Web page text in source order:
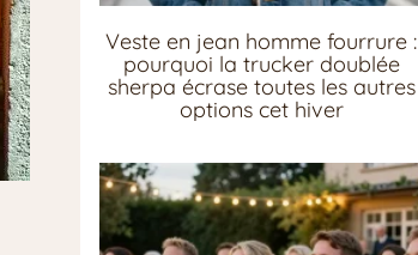
Veste en jean homme fourrure :
pourquoi la trucker doublée
sherpa écrase toutes les autres
options cet hiver